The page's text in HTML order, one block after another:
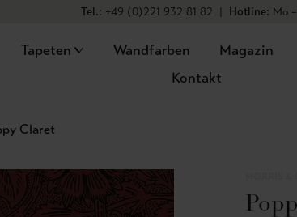
Tel.: +49 (0)221 932 81 82 | Hotline: Mo
Tapeten Wandfarben Magazin
Kontakt
Claret